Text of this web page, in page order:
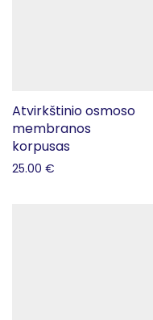
Atvirkštinio osmoso
membranos
korpusas
25.00 €